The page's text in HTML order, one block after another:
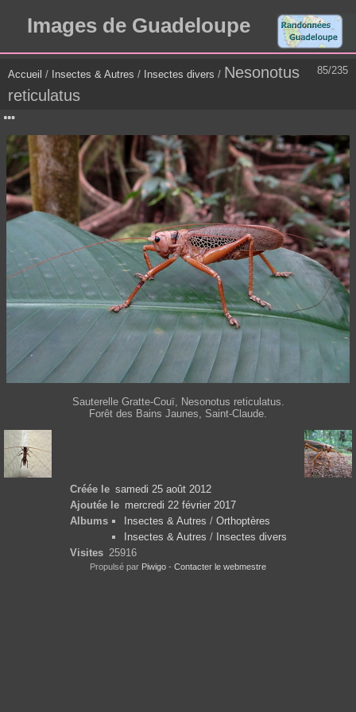
Images de Guadeloupe
85/235
Accueil / Insectes & Autres / Insectes divers / Nesonotus
reticulatus
Sauterelle Gratte-Couï, Nesonotus reticulatus.
Forêt des Bains Jaunes, Saint-Claude.
Créée le samedi 25 août 2012
Ajoutée le mercredi 22 février 2017
Albums
Insectes & Autres / Orthoptères
Insectes & Autres / Insectes divers
Visites 25916
Propulsé par Piwigo - Contacter le webmestre